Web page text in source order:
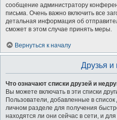
сообщение администратору
письма. Очень важно включить все
детальная информация об
сможет в этом случае принять меры.
Вернуться к началу
Друзья и
Что означают списки друзей и
Вы можете включать в эти списки
Пользователи, добавленные в
личном разделе для получения
находятся ли они сейчас в сети, и